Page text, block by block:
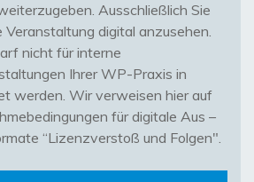
Ausschließlich Sie
Veranstaltung digital anzusehen.
nicht für interne
Ihrer WP-Praxis in
werden. Wir verweisen hier auf
für digitale Aus –
“Lizenzverstoß und Folgen".